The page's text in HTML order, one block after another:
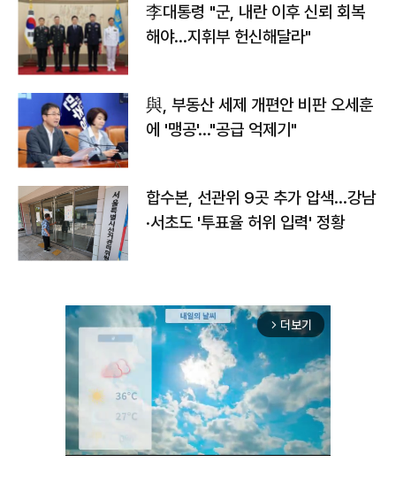
李대통령 "군, 내란 이후 신뢰 회복
해야…지휘부 헌신해달라"
與, 부동산 세제 개편안 비판 오세훈
에 '맹공'…"공급 억제기"
합수본, 선관위 9곳 추가 압색…강남
·서초도 '투표율 허위 입력' 정황
arrow_forward_ios 더보기